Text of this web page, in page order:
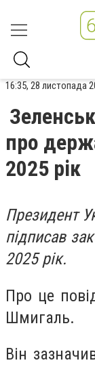
16:35, 28 листопада
про
2025 рік
Президент
підписав
2025 рік.
Про це
Шмигаль.
Він